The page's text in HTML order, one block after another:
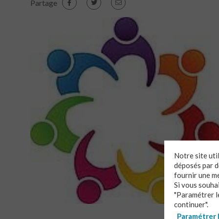
Partage
Notre site
déposés par
fournir une
Si vous
"Paramétrer
continuer".
Paramétrer